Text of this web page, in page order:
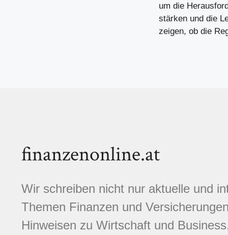
um die
stärken und die
zeigen, ob die
finanzenonline.at
Wir schreiben nicht nur aktuelle und
Themen Finanzen und
Hinweisen zu Wirtschaft und